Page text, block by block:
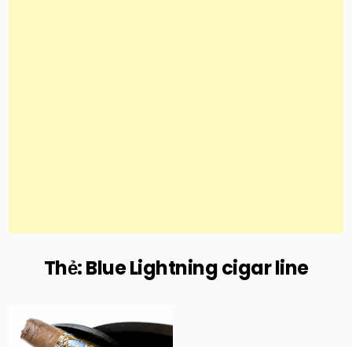
Thẻ:Blue Lightning cigar line